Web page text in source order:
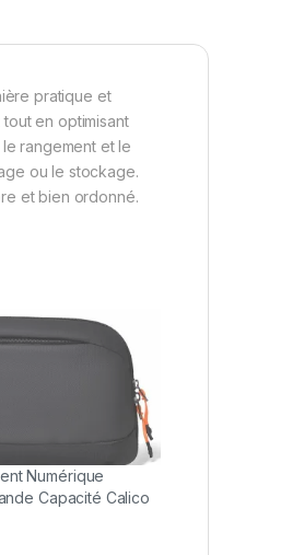
pratique et
en optimisant
rangement et le
ou le stockage.
et bien ordonné.
Numérique
Capacité Calico